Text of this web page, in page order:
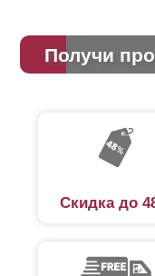
Получи
Скидка до